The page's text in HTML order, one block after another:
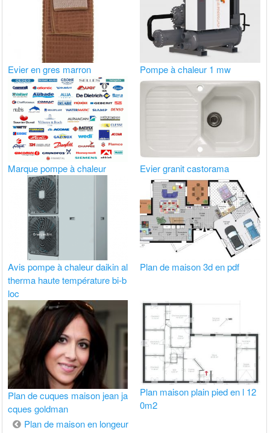
Evier en gres marron Pompe à chaleur 1 mw
Marque pompe à chaleur Evier granit castorama
Avis pompe à chaleur daikin al
therma haute température bi-b
loc
Plan de maison 3d en pdf
Plan de cuques maison jean ja
cques goldman
Plan maison plain pied en l 12
0m2
Navigation
Plan de maison en longeur